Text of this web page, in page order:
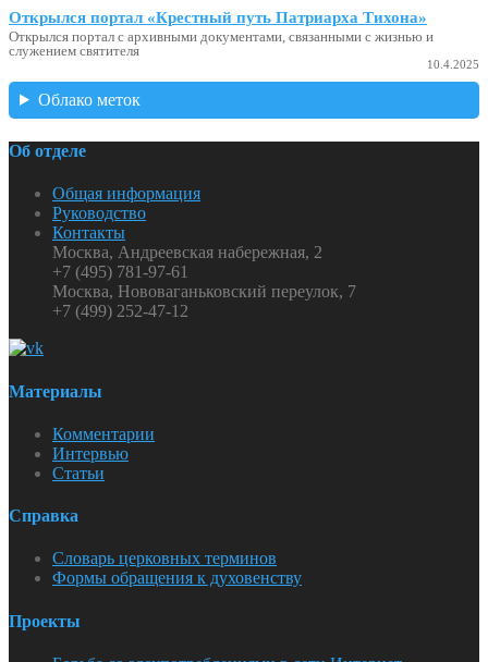
Открылся портал «Крестный путь Патриарха Тихона»
Открылся портал с архивными документами, связанными с жизнью и
служением святителя
10.4.2025
Облако меток
Об отделе
Общая информация
Руководство
Контакты
Москва, Андреевская набережная, 2
+7 (495) 781-97-61
Москва, Нововаганьковский переулок, 7
+7 (499) 252-47-12
Материалы
Комментарии
Интервью
Статьи
Справка
Словарь церковных терминов
Формы обращения к духовенству
Проекты